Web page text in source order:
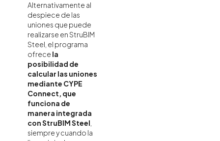
Alternativamente al
despiece de las
uniones que puede
realizarse en StruBIM
Steel, el programa
ofrece la
posibilidad de
calcular las uniones
mediante CYPE
Connect, que
funciona de
manera integrada
con StruBIM Steel
siempre y cuando la